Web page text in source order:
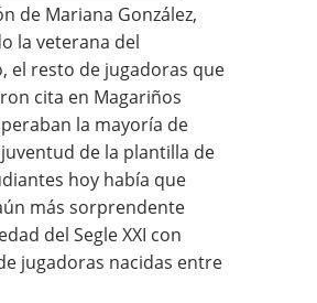
de Mariana González,
la veterana del
el resto de jugadoras que
cita en Magariños
la mayoría de
de la plantilla de
hoy había que
más sorprendente
del Segle XXI con
jugadoras nacidas entre